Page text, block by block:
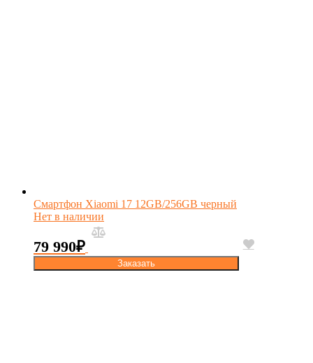
Смартфон Xiaomi 17 12GB/256GB черный
Нет в наличии
79 990₽
Заказать